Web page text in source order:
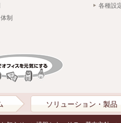
制
各種設
ソリューション・製品